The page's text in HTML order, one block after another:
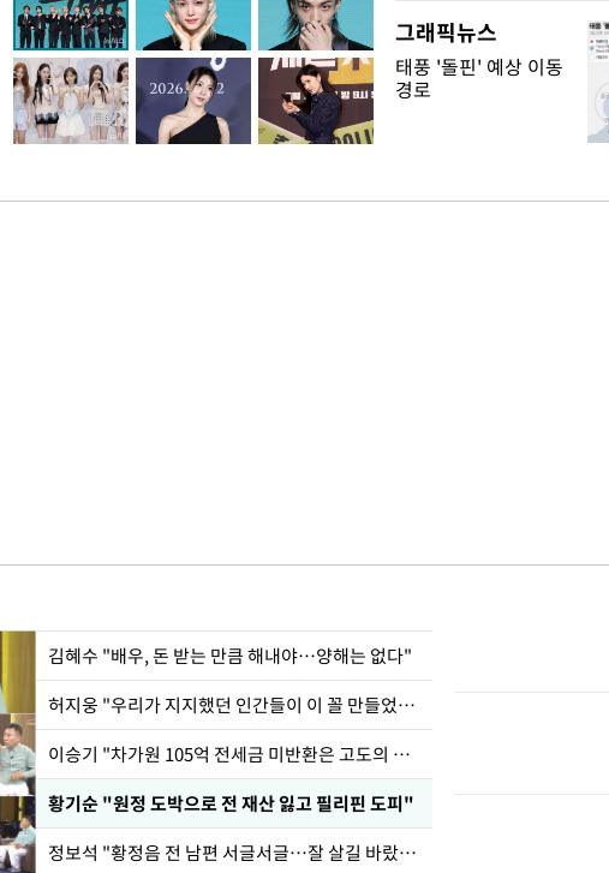
그래픽뉴스
태풍 '돌핀' 예상 이동
경로
김혜수 "배우, 돈 받는 만큼 해내야…양해는 없다"
허지웅 "우리가 지지했던 인간들이 이 꼴 만들었다"
이승기 "차가원 105억 전세금 미반환은 고도의 사기"
황기순 "원정 도박으로 전 재산 잃고 필리핀 도피"
정보석 "황정음 전 남편 서글서글…잘 살길 바랐는데"